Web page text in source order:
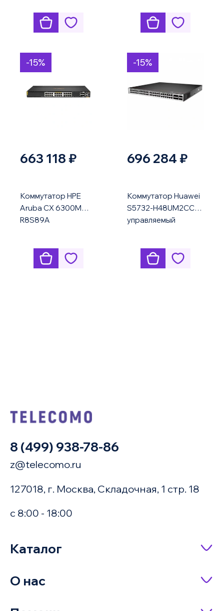
-15%
663 118 ₽
Коммутатор HPE
Aruba CX 6300M
R8S89A
-15%
696 284 ₽
Коммутатор Huawei
S5732-H48UM2CC
управляемый
8 (499) 938-78-86
z@telecomo.ru
127018, г. Москва, Складочная, 1 стр. 18
с 8:00 - 18:00
Каталог
О нас
Имя